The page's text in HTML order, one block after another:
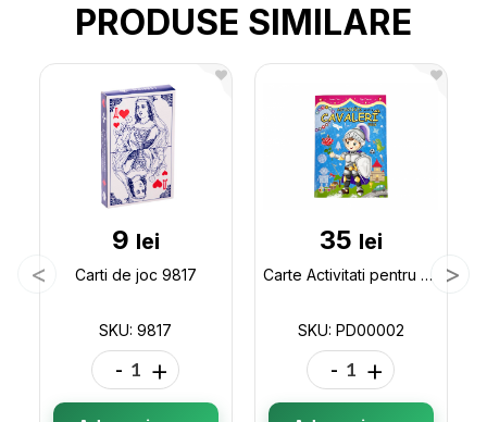
PRODUSE SIMILARE
9 lei
Carti de joc 9817
SKU: 9817
- +
35 lei
Carte Activitati pentru cavaleri mici PD00002
SKU: PD00002
- +